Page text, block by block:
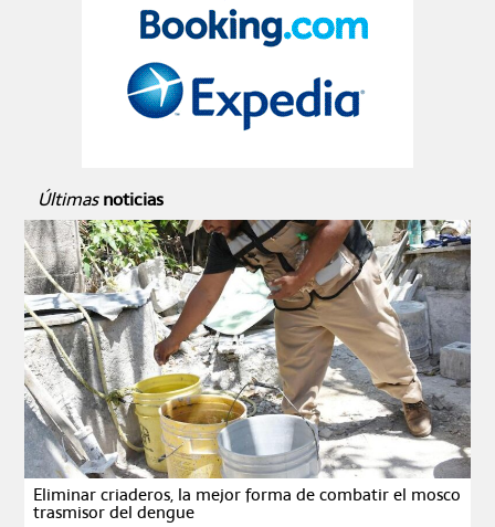
Últimas noticias
Eliminar criaderos, la mejor forma de combatir el mosco
trasmisor del dengue